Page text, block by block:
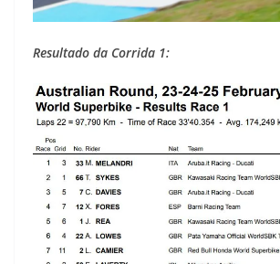
Resultado da Corrida 1: